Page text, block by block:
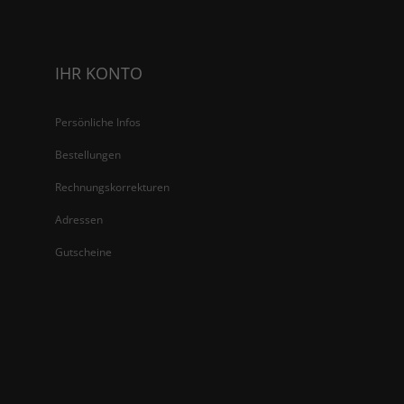
IHR KONTO
Persönliche Infos
Bestellungen
Rechnungskorrekturen
Adressen
Gutscheine